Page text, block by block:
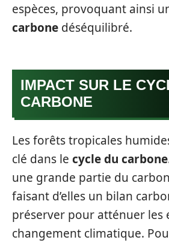
espèces, provoquant ainsi
carbone déséquilibré.
IMPACT SUR LE
CARBONE
Les forêts tropicales
clé dans le cycle du carbone
une grande partie du
faisant d’elles un bilan
préserver pour atténuer les
changement climatique.